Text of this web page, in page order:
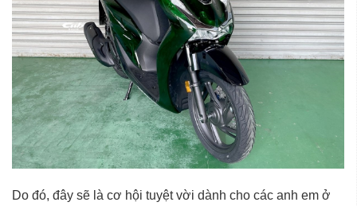
Do đó, đây sẽ là cơ hội tuyệt vời dành cho các anh em ở